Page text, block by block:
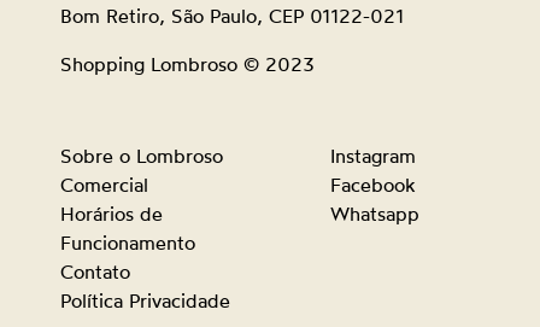
Bom Retiro, São Paulo, CEP 01122-021
Shopping Lombroso © 2023
Sobre o Lombroso
Comercial
Horários de
Funcionamento
Contato
Política Privacidade
Instagram
Facebook
Whatsapp